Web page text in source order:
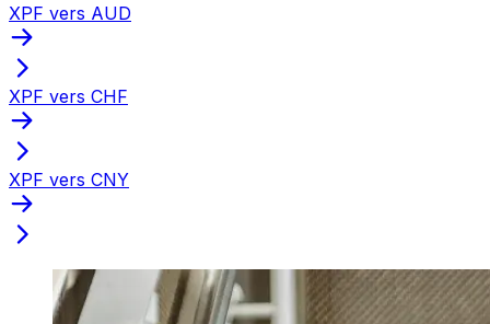
XPF vers AUD
XPF vers CHF
XPF vers CNY